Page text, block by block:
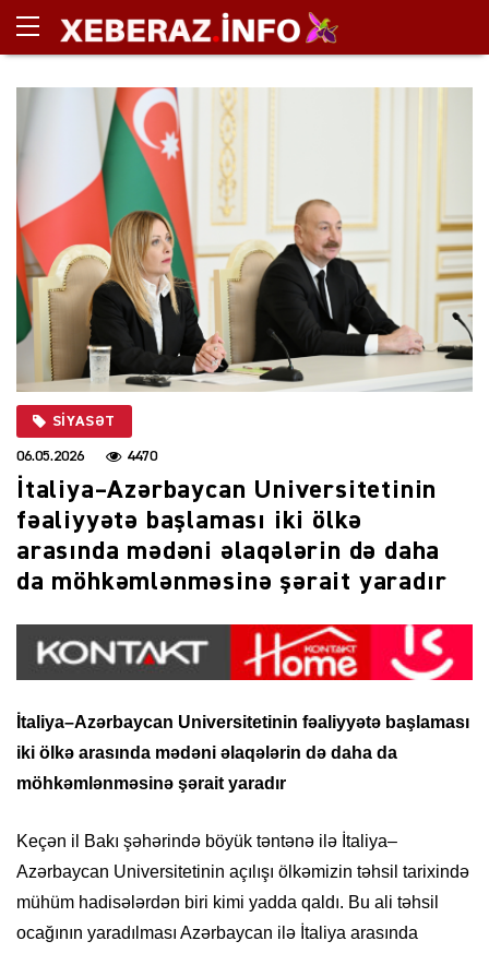
SIYASƏT
06.05.2026 4470
İtaliya–Azərbaycan Universitetinin
fəaliyyətə başlaması iki ölkə
arasında mədəni əlaqələrin də daha
da möhkəmlənməsinə şərait yaradır
İtaliya–Azərbaycan Universitetinin fəaliyyətə başlaması
iki ölkə arasında mədəni əlaqələrin də daha da
möhkəmlənməsinə şərait yaradır
Keçən il Bakı şəhərində böyük təntənə ilə İtaliya–
Azərbaycan Universitetinin açılışı ölkəmizin təhsil tarixində
mühüm hadisələrdən biri kimi yadda qaldı. Bu ali təhsil
ocağının yaradılması Azərbaycan ilə İtaliya arasında